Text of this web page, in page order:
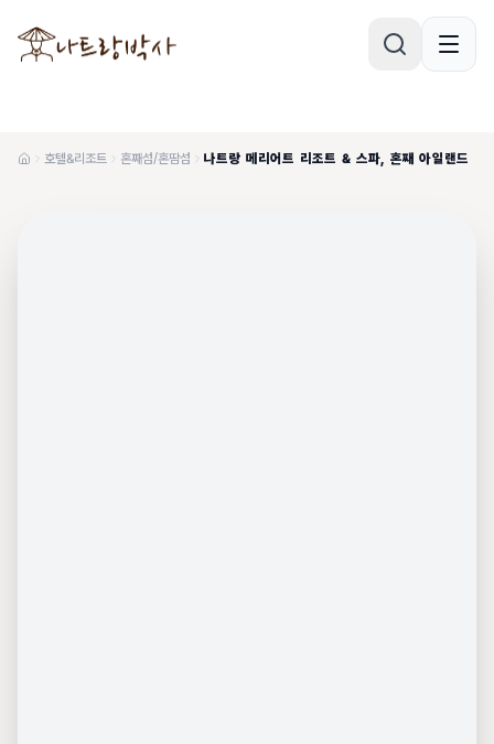
호텔&리조트 혼째섬/혼땀섬 나트랑 메리어트 리조트 & 스파, 혼째 아일랜드